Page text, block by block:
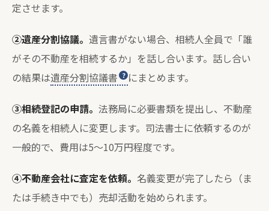
定させます。
②遺産分割協議。 遺言書がない場合、相続人全員で「誰
がその不動産を相続するか」を話し合います。話し合い
の結果は遺産分割協議書 にまとめます。
③相続登記の申請。 法務局に必要書類を提出し、不動産
の名義を相続人に変更します。司法書士に依頼するのが
一般的で、費用は5〜10万円程度です。
④不動産会社に査定を依頼。 名義変更が完了したら（ま
たは手続き中でも）売却活動を始められます。